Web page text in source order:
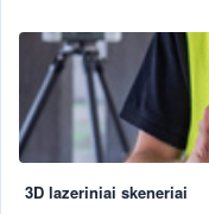
3D lazeriniai skeneriai